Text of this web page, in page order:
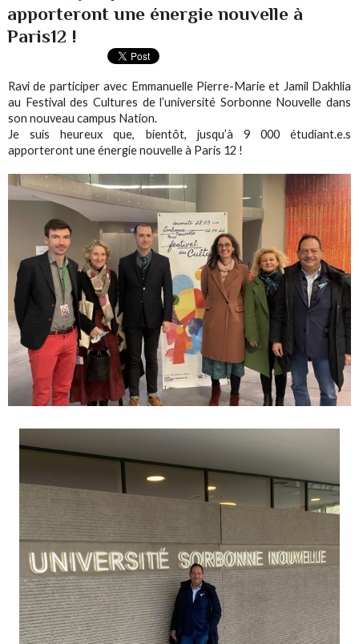
apporteront une énergie nouvelle à
Paris12 !
Ravi de participer avec Emmanuelle Pierre-Marie et Jamil Dakhlia
au Festival des Cultures de l’université Sorbonne Nouvelle dans
son nouveau campus Nation.
Je suis heureux que, bientôt, jusqu’à 9 000 étudiant.e.s
apporteront une énergie nouvelle à Paris 12 !